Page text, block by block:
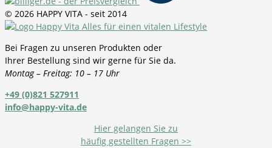
© 2026 HAPPY VITA - seit 2014
Bei Fragen zu unseren Produkten oder
Ihrer Bestellung sind wir gerne für Sie da.
Montag – Freitag: 10 – 17 Uhr
+49 (0)821 527911
info@happy-vita.de
Hier gelangen Sie zu
häufig gestellten Fragen >>